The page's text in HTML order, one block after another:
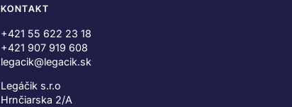
KONTAKT
+421 55 622 23 18
+421 907 919 608
legacik@legacik.sk
Legáčik s.r.o
Hrnčiarska 2/A